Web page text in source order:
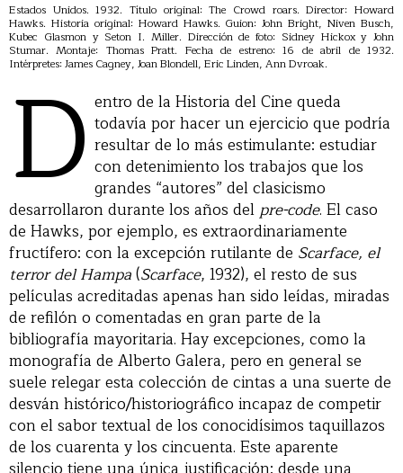
Estados Unidos. 1932. Título original: The Crowd roars. Director: Howard
Hawks. Historia original: Howard Hawks. Guion: John Bright, Niven Busch,
Kubec Glasmon y Seton I. Miller. Dirección de foto: Sidney Hickox y John
Stumar. Montaje: Thomas Pratt. Fecha de estreno: 16 de abril de 1932.
Intérpretes: James Cagney, Joan Blondell, Eric Linden, Ann Dvroak.
D entro de la Historia del Cine queda
todavía por hacer un ejercicio que podría
resultar de lo más estimulante: estudiar
con detenimiento los trabajos que los
grandes “autores” del clasicismo
desarrollaron durante los años delpre-code. El caso
de Hawks, por ejemplo, es extraordinariamente
fructífero: con la excepción rutilante de Scarface, el
terror del Hampa(Scarface, 1932), el resto de sus
películas acreditadas apenas han sido leídas, miradas
de refilón o comentadas en gran parte de la
bibliografía mayoritaria. Hay excepciones, como la
monografía de Alberto Galera, pero en general se
suele relegar esta colección de cintas a una suerte de
desván histórico/historiográfico incapaz de competir
con el sabor textual de los conocidísimos taquillazos
de los cuarenta y los cincuenta. Este aparente